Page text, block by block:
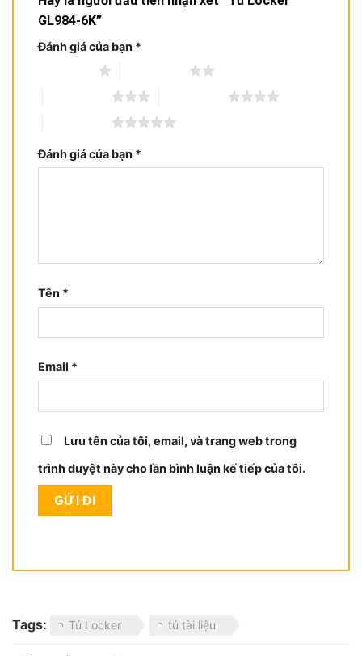
GL984-6K”
Đánh giá của bạn *
Đánh giá của bạn *
Tên *
Email *
Lưu tên của tôi, email, và trang web trong
trình duyệt này cho lần bình luận kế tiếp của tôi.
Tags: Tủ Locker tủ tài liệu